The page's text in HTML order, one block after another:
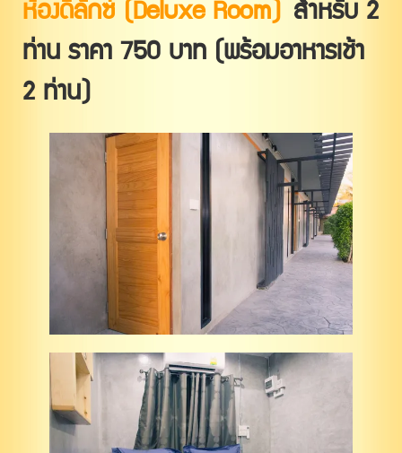
ห้องดีลักซ์ (Deluxe Room) สำหรับ 2
ท่าน ราคา 750 บาท (พร้อมอาหารเช้า
2 ท่าน)